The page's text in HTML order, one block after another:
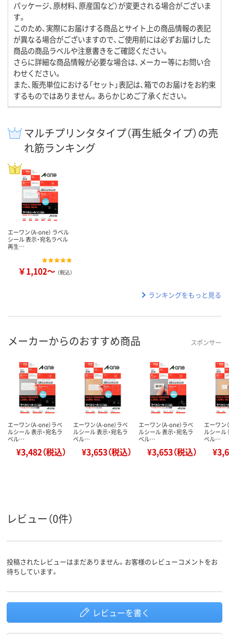
パッケージ、原材料、原産国など）が変更される場合がございま
す。
このため、実際にお届けする商品とサイト上の商品情報の表記
が異なる場合がございますので、ご使用前には必ずお届けした
商品の商品ラベルや注意書きをご確認ください。
さらに詳細な商品情報が必要な場合は、メーカー等にお問い合
わせください。
また、販売単位における「セット」表記は、箱でのお届けをお約束
するものではありません。あらかじめご了承ください。
マルチプリンタタイプ（再生紙タイプ）の売
れ筋ランキング
エーワン（A-one） ラベル
シール 表示・宛名ラベル
再生…
￥1,102～ （税込）
ランキングをもっと見る
メーカーからのおすすめ商品 スポンサー
エーワン（A-one）ラベ
ルシール 表示・宛名ラ
ベル…
¥3,482（税込）
エーワン（A-one）ラベ
ルシール 表示・宛名ラ
ベル…
¥3,653（税込）
エーワン（A-one）ラベ
ルシール 表示・宛名ラ
ベル…
¥3,653（税込）
エーワン
ルシール
ベル…
レビュー（0件）
投稿されたレビューはまだありません。お客様のレビューコメントをお
待ちしています。
レビューを書く